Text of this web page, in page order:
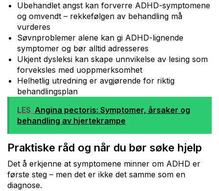
Ubehandlet angst kan forverre ADHD-symptomene
og omvendt – rekkefølgen av behandling må
vurderes
Søvnproblemer alene kan gi ADHD-lignende
symptomer og bør alltid adresseres
Ukjent dysleksi kan skape unnvikelse av lesing som
forveksles med uoppmerksomhet
Helhetlig utredning er avgjørende for riktig
behandlingsplan
LES Angina pectoris: Symptomer, årsaker og
behandling av hjertekrampe
Praktiske råd og når du bør søke hjelp
Det å erkjenne at symptomene minner om ADHD er
første steg – men det er ikke det samme som en
diagnose.